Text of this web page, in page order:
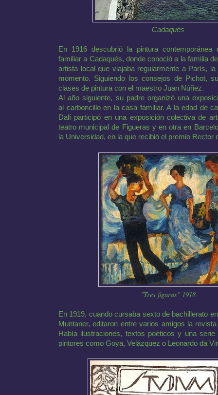
Cadaqués
En 1916 descubrió la pintura contemporánea
familiar a Cadaqués, donde conoció a la familia
artista local que viajaba regularmente a París,
momento. Siguiendo los consejos de Pichot,
clases de pintura con el maestro Juan Núñez.
Al año siguiente, su padre organizó una
al carboncillo en la casa familiar. A la edad de
Dalí participó en una exposición colectiva de
teatro municipal de Figueras y en otra en
la Universidad, en la que recibió el premio Rector
"Tres figuras" 1918
En 1919, cuando cursaba sexto de bachillerato
Muntaner, editaron entre varios amigos la
Había ilustraciones, textos poéticos y una
pintores como Goya, Velázquez o Leonardo da